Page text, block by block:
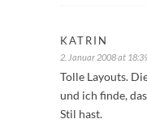
KATRIN
2. Januar 2008 at
Tolle Layouts.
und ich finde,
Stil hast.